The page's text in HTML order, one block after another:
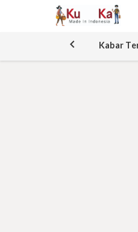
keyboard_arrow_left Kabar